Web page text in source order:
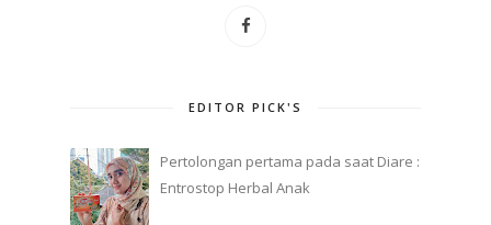
EDITOR PICK'S
Pertolongan pertama pada saat Diare :
Entrostop Herbal Anak